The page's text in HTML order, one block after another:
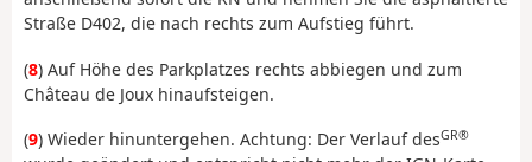
Straße D402, die nach rechts zum Aufstieg führt.
(8) Auf Höhe des Parkplatzes rechts abbiegen und zum
Château de Joux hinaufsteigen.
(9) Wieder hinuntergehen. Achtung: Der Verlauf desGR®